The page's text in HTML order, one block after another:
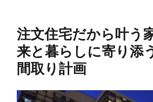
ー
注文住宅だから叶う
来と暮らしに寄り添
間取り計画